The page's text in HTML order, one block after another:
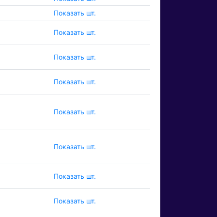
Показать шт.
Показать шт.
Показать шт.
Показать шт.
Показать шт.
Показать шт.
Показать шт.
Показать шт.